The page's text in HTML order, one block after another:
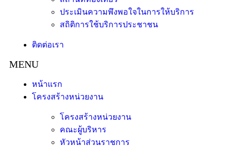
ประเมินความพึงพอใจในการให้บริการ
สถิติการใช้บริการประชาชน
ติดต่อเรา
หน้าแรก
โครงสร้างหน่วยงาน
โครงสร้างหน่วยงาน
คณะผู้บริหาร
หัวหน้าส่วนราชการ